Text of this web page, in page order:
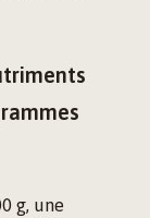
g, une